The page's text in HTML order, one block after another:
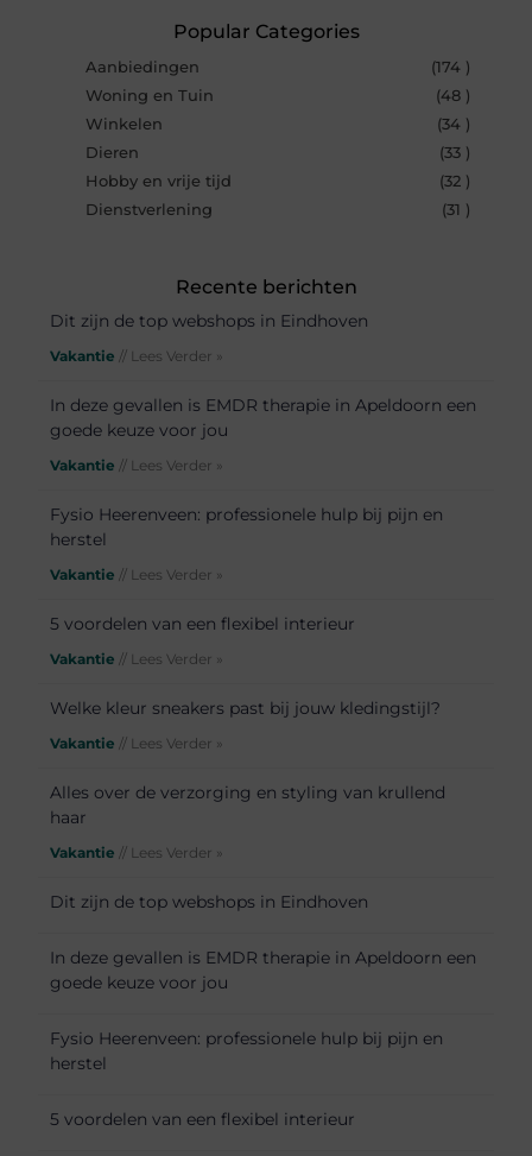
Popular Categories
Aanbiedingen
(174 )
Woning en Tuin
(48 )
Winkelen
(34 )
Dieren
(33 )
Hobby en vrije tijd
(32 )
Dienstverlening
(31 )
Recente berichten
Dit zijn de top webshops in Eindhoven
Vakantie // Lees Verder »
In deze gevallen is EMDR therapie in Apeldoorn een
goede keuze voor jou
Vakantie // Lees Verder »
Fysio Heerenveen: professionele hulp bij pijn en
herstel
Vakantie // Lees Verder »
5 voordelen van een flexibel interieur
Vakantie // Lees Verder »
Welke kleur sneakers past bij jouw kledingstijl?
Vakantie // Lees Verder »
Alles over de verzorging en styling van krullend
haar
Vakantie // Lees Verder »
Dit zijn de top webshops in Eindhoven
In deze gevallen is EMDR therapie in Apeldoorn een
goede keuze voor jou
Fysio Heerenveen: professionele hulp bij pijn en
herstel
5 voordelen van een flexibel interieur